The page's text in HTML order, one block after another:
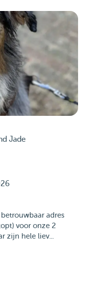
Jade
adres
voor onze 2
zijn hele liev...